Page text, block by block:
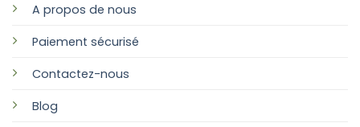
A propos de nous
Paiement sécurisé
Contactez-nous
Blog